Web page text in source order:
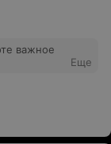
важное
на
Еще